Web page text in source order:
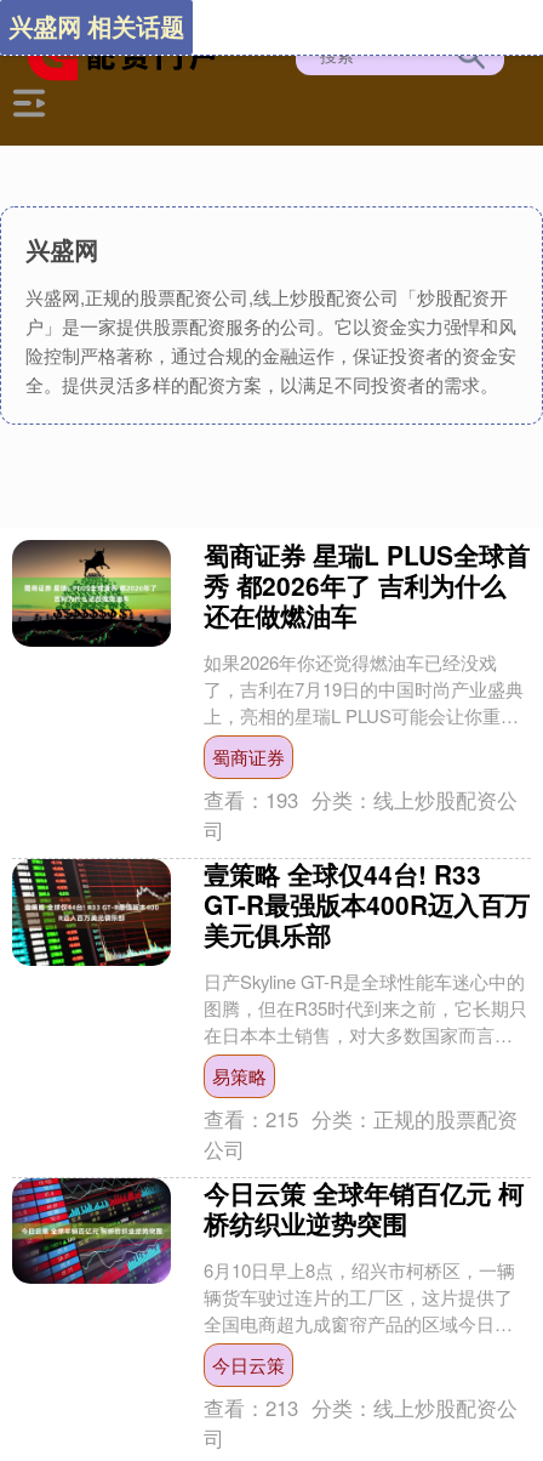
兴盛网
兴盛网,正规的股票配资公司,线上炒股配资公司「炒股配资开
户」是一家提供股票配资服务的公司。它以资金实力强悍和风
险控制严格著称，通过合规的金融运作，保证投资者的资金安
全。提供灵活多样的配资方案，以满足不同投资者的需求。
兴盛网 相关话题
蜀商证券 星瑞L PLUS全球首
秀 都2026年了 吉利为什么
还在做燃油车
如果2026年你还觉得燃油车已经没戏
了，吉利在7月19日的中国时尚产业盛典
上，亮相的星瑞L PLUS可能会让你重新
想想。 一台全新中型轿车，提供1.5T、
2.0....
蜀商证券
查看： 193 分类：线上炒股配资公
司
壹策略 全球仅44台! R33
GT-R最强版本400R迈入百万
美元俱乐部
日产Skyline GT-R是全球性能车迷心中的
图腾，但在R35时代到来之前，它长期只
在日本本土销售，对大多数国家而言都
是可望而不可即的“禁果”。如今，一台极
端....
易策略
查看：215 分类： 正规的股票配资
公司
今日云策 全球年销百亿元 柯
桥纺织业逆势突围
6月10日早上8点，绍兴市柯桥区，一辆
辆货车驶过连片的工厂区，这片提供了
全国电商超九成窗帘产品的区域今日云
策，勾连起了全世界纺织产业的动脉。
工厂内，成捆的布料....
今日云策
查看：213 分类：线上炒股配资公
司